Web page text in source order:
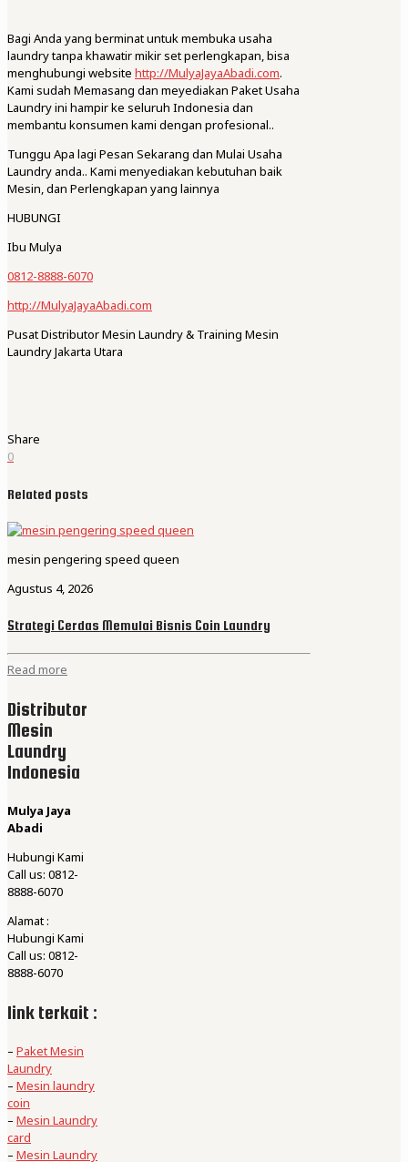
Bagi Anda yang berminat untuk membuka usaha
laundry tanpa khawatir mikir set perlengkapan, bisa
menghubungi website http://MulyaJayaAbadi.com.
Kami sudah Memasang dan meyediakan Paket Usaha
Laundry ini hampir ke seluruh Indonesia dan
membantu konsumen kami dengan profesional..
Tunggu Apa lagi Pesan Sekarang dan Mulai Usaha
Laundry anda.. Kami menyediakan kebutuhan baik
Mesin, dan Perlengkapan yang lainnya
HUBUNGI
Ibu Mulya
0812-8888-6070
http://MulyaJayaAbadi.com
Pusat Distributor Mesin Laundry & Training Mesin
Laundry Jakarta Utara
Share
0
Related posts
mesin pengering speed queen
Agustus 4, 2026
Strategi Cerdas Memulai Bisnis Coin Laundry
Read more
Distributor
Mesin
Laundry
Indonesia
Mulya Jaya
Abadi
Hubungi Kami
Call us: 0812-
8888-6070
Alamat :
Hubungi Kami
Call us: 0812-
8888-6070
link terkait :
– Paket Mesin
Laundry
– Mesin laundry
coin
– Mesin Laundry
card
– Mesin Laundry